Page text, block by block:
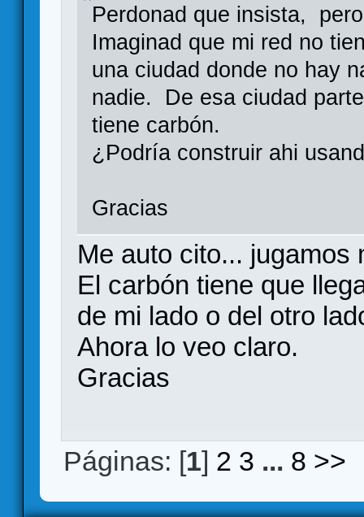
Perdonad que insista,
Imaginad que mi red no
una ciudad donde no hay
nadie. De esa ciudad
tiene carbón.
¿Podría construir ahi
Gracias
Me auto cito... jugamos
El carbón tiene que
de mi lado o del otro
Ahora lo veo claro.
Gracias
Páginas: [1] 2 3 ... 8 >>